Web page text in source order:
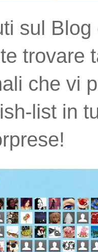
sul
trovare
che vi
list in